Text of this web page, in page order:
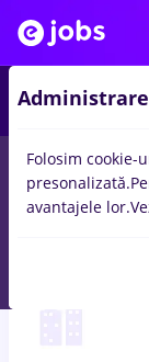
Salarii
Folosim
presonalizată.
avantajele lor.